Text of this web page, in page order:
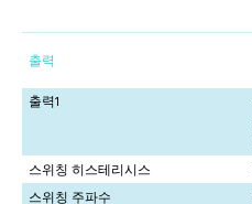
출력
출력1
스위칭 히스테리시스
스위칭 주파수